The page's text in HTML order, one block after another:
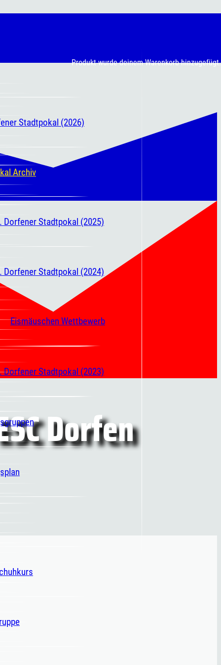
Stadtpokal (2026)
Archiv
Dorfener Stadtpokal (2025)
Dorfener Stadtpokal (2024)
Eismäuschen Wettbewerb
Dorfener Stadtpokal (2023)
Produktwurde deinem Warenkorb hinzugefügt.
Dorfen